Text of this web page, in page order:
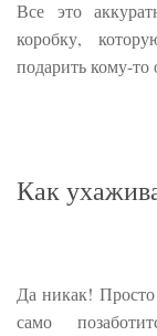
Все это
коробку,
подарить кому-то
Как
Да никак!
само